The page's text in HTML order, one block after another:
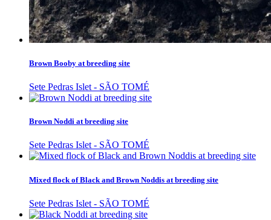
Brown Booby at breeding site
Sete Pedras Islet - SÃO TOMÉ
Brown Noddi at breeding site
Sete Pedras Islet - SÃO TOMÉ
Mixed flock of Black and Brown Noddis at breeding site
Sete Pedras Islet - SÃO TOMÉ